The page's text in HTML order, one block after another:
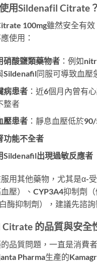
用Sildenafil Citrate？
100mg雖然安全有效
使用：
硝酸鹽類藥物者：例如
Sildenafil同服可導致血壓
病患者：近6個月內曾有
整者
壓患者：靜息血壓低於
功能不全者
Sildenafil出現過敏反應者
用其他藥物，尤其是α-
壓）、CYP3A4抑制劑
酶抑制劑），建議先諮詢
的品質與安全
品質問題，一直是消費
Pharma生產的